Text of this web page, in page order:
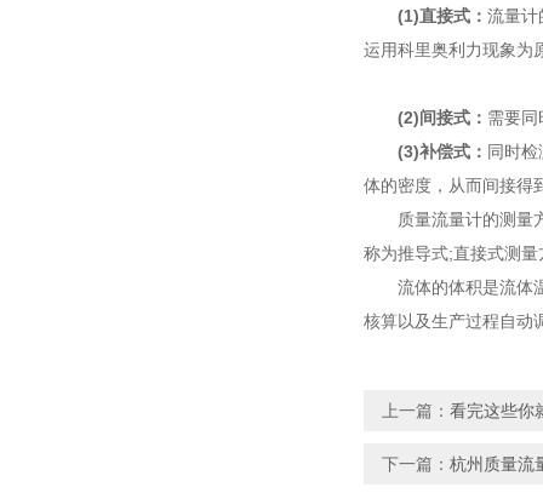
(1)直接式： 流量计
运用科里奥利力现象为
(2)间接式： 需要
(3)补偿式： 同时
体的密度，从而间接得
质量流量计的测量方
称为推导式;直接式测
流体的体积是流体温
核算以及生产过程自动
上一篇： 看完这些你
下一篇： 杭州质量流